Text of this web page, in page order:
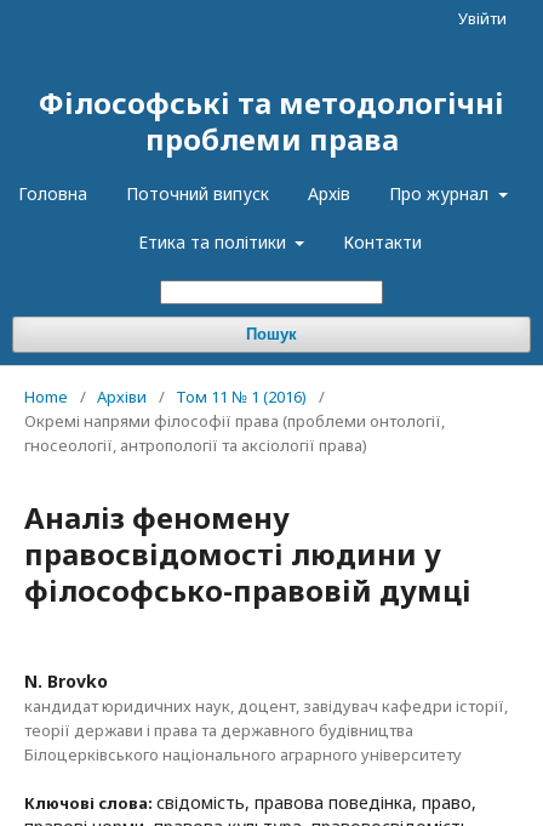
Філософські та методологічні
проблеми права
Головна Поточний випуск Архів Про журнал
Етика та політики Контакти
Пошук
Увійти
Home / Архіви / Том 11 № 1 (2016)
/
Окремі напрями філософії права (проблеми онтології,
гносеології, антропології та аксіології права)
Аналіз феномену
правосвідомості людини у
філософсько-правовій думці
N. Brovko
кандидат юридичних наук, доцент, завідувач кафедри історії,
теорії держави і права та державного будівництва
Білоцерківського національного аграрного університету
Ключові слова: свідомість, правова поведінка, право,